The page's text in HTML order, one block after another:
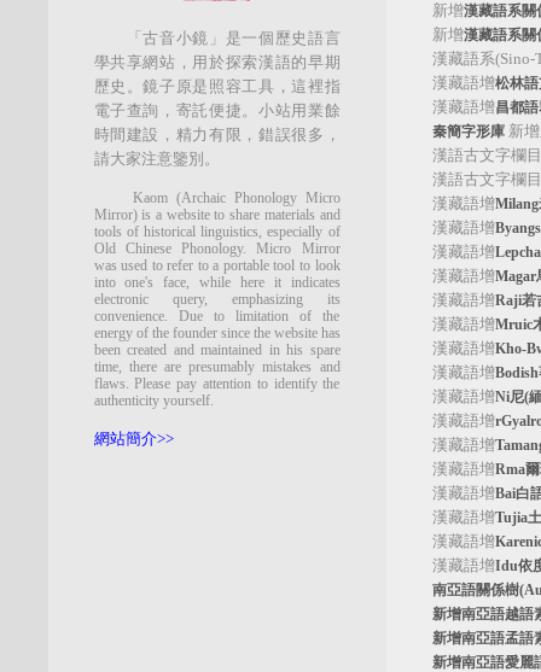
「古音小鏡」是一個歷史語言
學共享網站，用於探索漢語的早期
歷史。鏡子原是照容工具，這裡指
電子查詢，寄託便捷。小站用業餘
時間建設，精力有限，錯誤很多，
請大家注意鑒別。
Kaom (Archaic Phonology Micro
Mirror) is a website to share materials and
tools of historical linguistics, especially of
Old Chinese Phonology. Micro Mirror
was used to refer to a portable tool to look
into one's face, while here it indicates
electronic query, emphasizing its
convenience. Due to limitation of the
energy of the founder since the website has
been created and maintained in his spare
time, there are presumably mistakes and
flaws. Please pay attention to identify the
authenticity yourself.
網站簡介>>
新增漢藏語系關
新增漢藏語系關
漢藏語系(Sino-
漢藏語增松林語
漢藏語增昌都語
秦簡字形庫新增
漢語古文字欄
漢語古文字欄
漢藏語增Milang
漢藏語增
漢藏語增
漢藏語增Magar
漢藏語增Raji若
漢藏語增Mruic
漢藏語增Kho-
漢藏語增
漢藏語增Ni尼(
漢藏語增
漢藏語增
漢藏語增Rma
漢藏語增Bai白
漢藏語增Tujia
漢藏語增
漢藏語增Idu依
南亞語關係樹
新增南亞語越語
新增南亞語孟語
新增南亞語愛麗